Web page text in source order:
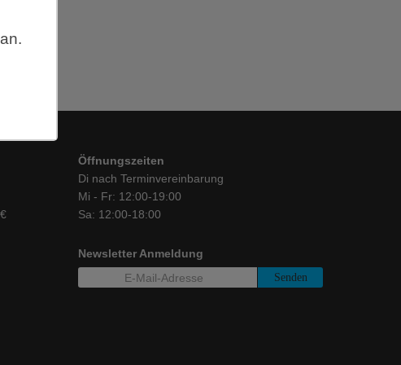
Öffnungszeiten
Di nach Terminvereinbarung
Mi - Fr: 12:00-19:00
Sa: 12:00-18:00
Newsletter Anmeldung